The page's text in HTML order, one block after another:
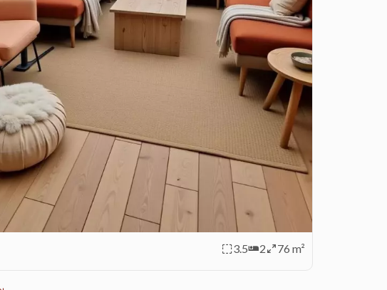
3.5 2 76 m²